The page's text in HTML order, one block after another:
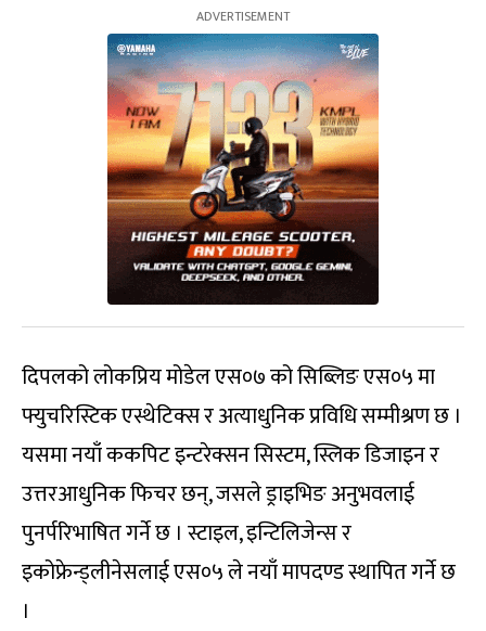
दिपलको लोकप्रिय मोडेल एस०७ को सिब्लिङ एस०५ मा
फ्युचरिस्टिक एस्थेटिक्स र अत्याधुनिक प्रविधि सम्मीश्रण छ ।
यसमा नयाँ ककपिट इन्टरेक्सन सिस्टम, स्लिक डिजाइन र
उत्तरआधुनिक फिचर छन्, जसले ड्राइभिङ अनुभवलाई
पुनर्परिभाषित गर्ने छ । स्टाइल, इन्टिलिजेन्स र
इकोफ्रेन्ड्लीनेसलाई एस०५ ले नयाँ मापदण्ड स्थापित गर्ने छ
।